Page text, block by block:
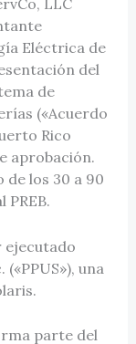
LLC
Eléctrica de
del
de
(«Acuerdo
Rico
aprobación.
de los 30 a 90
ejecutado
una
parte del